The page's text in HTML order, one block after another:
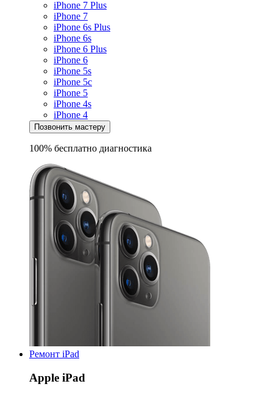
iPhone 7 Plus
iPhone 7
iPhone 6s Plus
iPhone 6s
iPhone 6 Plus
iPhone 6
iPhone 5s
iPhone 5c
iPhone 5
iPhone 4s
iPhone 4
Позвонить мастеру
100% бесплатно диагностика
Ремонт iPad
Apple iPad